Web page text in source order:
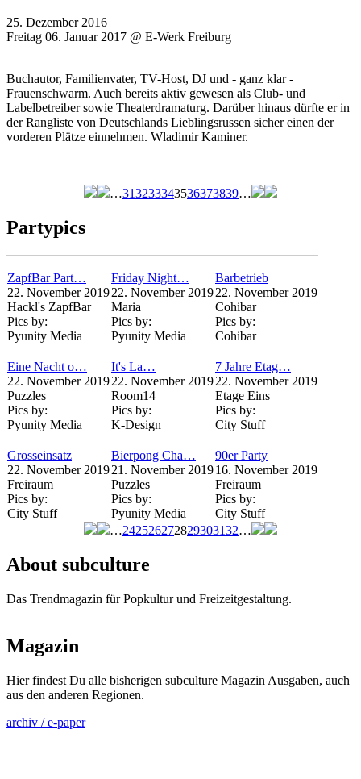
25. Dezember 2016
Freitag 06. Januar 2017 @ E-Werk Freiburg
Buchautor, Familienvater, TV-Host, DJ und - ganz klar -
Frauenschwarm. Auch bereits aktiv gewesen als Club- und
Labelbetreiber sowie Theaterdramaturg. Darüber hinaus dürfte er in
der Rangliste von Deutschlands Lieblingsrussen sicher einen der
vorderen Plätze einnehmen. Wladimir Kaminer.
…313233343536373839…
Partypics
ZapfBar Part…
22. November 2019
Hackl's ZapfBar
Pics by:
Pyunity Media
Friday Night…
22. November 2019
Maria
Pics by:
Pyunity Media
Barbetrieb
22. November 2019
Cohibar
Pics by:
Cohibar
Eine Nacht o…
22. November 2019
Puzzles
Pics by:
Pyunity Media
It's La…
22. November 2019
Room14
Pics by:
K-Design
7 Jahre Etag…
22. November 2019
Etage Eins
Pics by:
City Stuff
Grosseinsatz
22. November 2019
Freiraum
Pics by:
City Stuff
Bierpong Cha…
21. November 2019
Puzzles
Pics by:
Pyunity Media
90er Party
16. November 2019
Freiraum
Pics by:
City Stuff
…242526272829303132…
About subculture
Das Trendmagazin für Popkultur und Freizeitgestaltung.
Magazin
Hier findest Du alle bisherigen subculture Magazin Ausgaben, auch
aus den anderen Regionen.
archiv / e-paper